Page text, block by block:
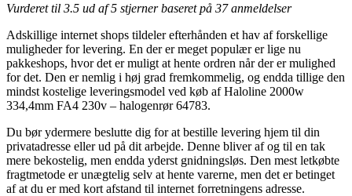
Vurderet til 3.5 ud af 5 stjerner baseret på 37anmeldelser
Adskillige internet shops tildeler efterhånden et hav af forskellige
muligheder for levering. En der er meget populær er lige nu
pakkeshops, hvor det er muligt at hente ordren når der er mulighed
for det. Den er nemlig i høj grad fremkommelig, og endda tillige den
mindst kostelige leveringsmodel ved køb af Haloline 2000w
334,4mm FA4 230v – halogenrør 64783.
Du bør ydermere beslutte dig for at bestille levering hjem til din
privatadresse eller ud på dit arbejde. Denne bliver af og til en tak
mere bekostelig, men endda yderst gnidningsløs. Den mest letkøbte
fragtmetode er unægtelig selv at hente varerne, men det er betinget
af at du er med kort afstand til internet forretningens adresse.